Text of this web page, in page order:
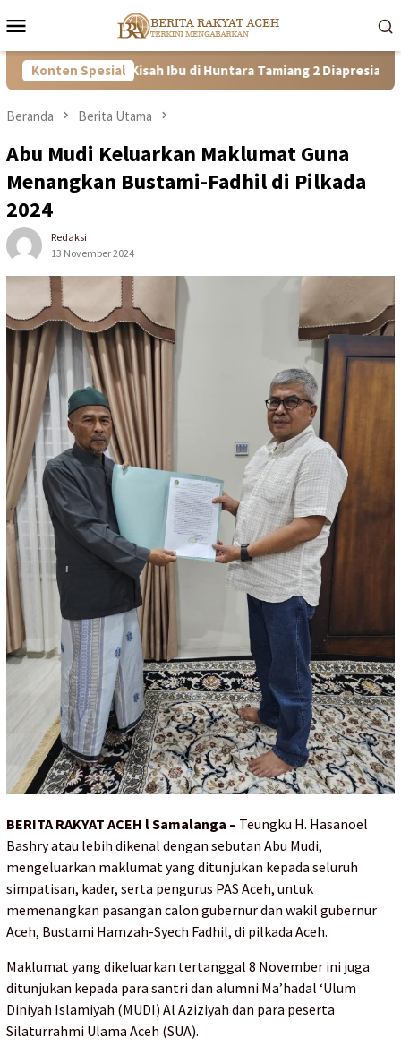
ke
Mobile
Konten Spesial
Kisah Ibu di Huntara Tamiang 2 Diapresiasi Satgas PRR
Beranda Berita Utama
Abu Mudi Keluarkan Maklumat Guna
Menangkan Bustami-Fadhil di Pilkada
2024
Redaksi
13 November 2024
BERITA RAKYAT ACEH l Samalanga – Teungku H. Hasanoel
Bashry atau lebih dikenal dengan sebutan Abu Mudi,
mengeluarkan maklumat yang ditunjukan kepada seluruh
simpatisan, kader, serta pengurus PAS Aceh, untuk
memenangkan pasangan calon gubernur dan wakil gubernur
Aceh, Bustami Hamzah-Syech Fadhil, di pilkada Aceh.
Maklumat yang dikeluarkan tertanggal 8 November ini juga
ditunjukan kepada para santri dan alumni Ma’hadal ‘Ulum
Diniyah Islamiyah (MUDI) Al Aziziyah dan para peserta
Silaturrahmi Ulama Aceh (SUA).